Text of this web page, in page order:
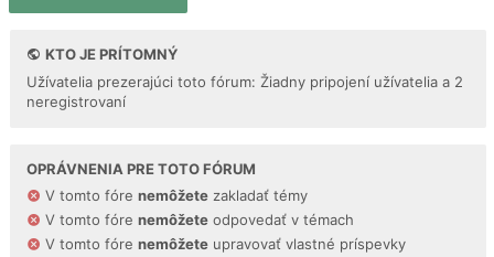
KTO JE PRÍTOMNÝ
Užívatelia prezerajúci toto fórum: Žiadny pripojení užívatelia a 2
neregistrovaní
OPRÁVNENIA PRE TOTO FÓRUM
V tomto fóre nemôžete zakladať témy
V tomto fóre nemôžete odpovedať v témach
V tomto fóre nemôžete upravovať vlastné príspevky